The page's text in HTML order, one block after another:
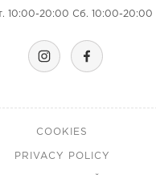
10:00-20:00 Сб. 10:00-20:00
COOKIES
PRIVACY POLICY